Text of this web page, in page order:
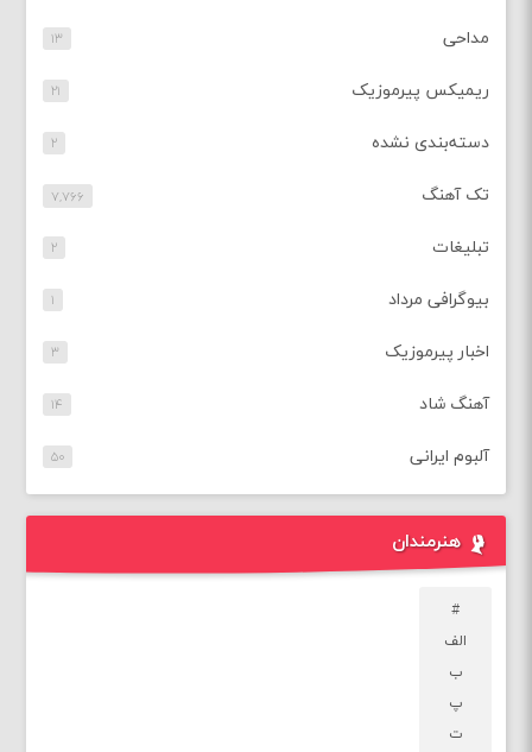
مداحی ۱۳
ریمیکس پیرموزیک ۲۱
دسته‌بندی نشده ۲
تک آهنگ ۷,۷۶۶
تبلیغات ۲
بیوگرافی مرداد ۱
اخبار پیرموزیک ۳
آهنگ شاد ۱۴
آلبوم ایرانی ۵۰
هنرمندان
#
الف
ب
پ
ت